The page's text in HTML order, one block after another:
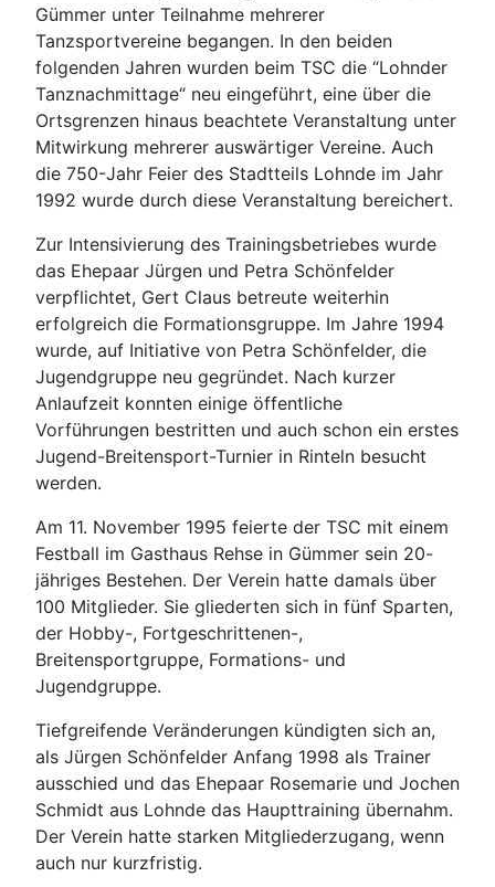
Gümmer unter Teilnahme mehrerer
Tanzsportvereine begangen. In den beiden
folgenden Jahren wurden beim TSC die “Lohnder
Tanznachmittage“ neu eingeführt, eine über die
Ortsgrenzen hinaus beachtete Veranstaltung unter
Mitwirkung mehrerer auswärtiger Vereine. Auch
die 750-Jahr Feier des Stadtteils Lohnde im Jahr
1992 wurde durch diese Veranstaltung bereichert.
Zur Intensivierung des Trainingsbetriebes wurde
das Ehepaar Jürgen und Petra Schönfelder
verpflichtet, Gert Claus betreute weiterhin
erfolgreich die Formationsgruppe. Im Jahre 1994
wurde, auf Initiative von Petra Schönfelder, die
Jugendgruppe neu gegründet. Nach kurzer
Anlaufzeit konnten einige öffentliche
Vorführungen bestritten und auch schon ein erstes
Jugend-Breitensport-Turnier in Rinteln besucht
werden.
Am 11. November 1995 feierte der TSC mit einem
Festball im Gasthaus Rehse in Gümmer sein 20-
jähriges Bestehen. Der Verein hatte damals über
100 Mitglieder. Sie gliederten sich in fünf Sparten,
der Hobby-, Fortgeschrittenen-,
Breitensportgruppe, Formations- und
Jugendgruppe.
Tiefgreifende Veränderungen kündigten sich an,
als Jürgen Schönfelder Anfang 1998 als Trainer
ausschied und das Ehepaar Rosemarie und Jochen
Schmidt aus Lohnde das Haupttraining übernahm.
Der Verein hatte starken Mitgliederzugang, wenn
auch nur kurzfristig.